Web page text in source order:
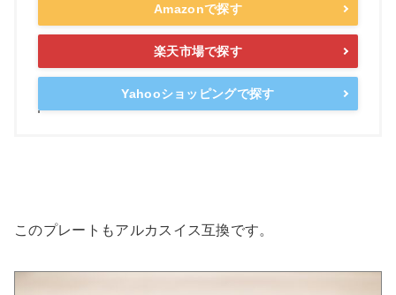
Amazonで探す
楽天市場で探す
Yahooショッピングで探す
このプレートもアルカスイス互換です。